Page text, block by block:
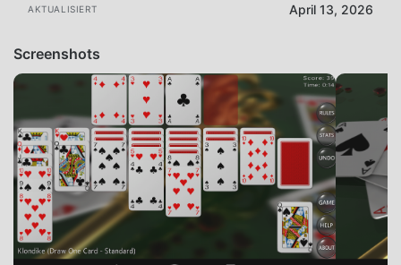
AKTUALISIERT April 13, 2026
Screenshots